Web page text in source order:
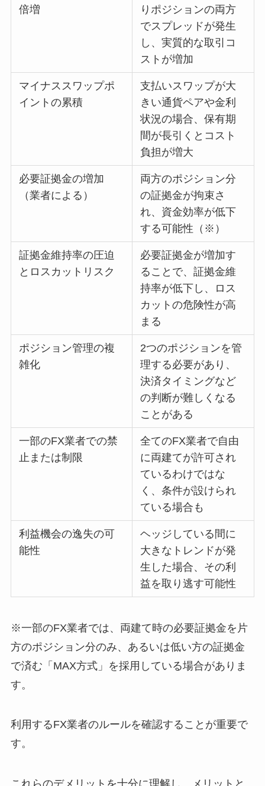
倍増
りポジションの両方
でスプレッドが発生
し、実質的な取引コ
ストが増加
マイナススワップポ
イントの累積
支払いスワップが大
きい通貨ペアや金利
状況の場合、保有期
間が長引くとコスト
負担が増大
必要証拠金の増加
（業者による）
両方のポジション分
の証拠金が拘束さ
れ、資金効率が低下
する可能性（※）
証拠金維持率の圧迫
とロスカットリスク
必要証拠金が増加す
ることで、証拠金維
持率が低下し、ロス
カットの危険性が高
まる
ポジション管理の複
雑化
2つのポジションを管
理する必要があり、
決済タイミングなど
の判断が難しくなる
ことがある
一部のFX業者での禁
止または制限
全てのFX業者で自由
に両建てが許可され
ているわけではな
く、条件が設けられ
ている場合も
利益機会の逸失の可
能性
ヘッジしている間に
大きなトレンドが発
生した場合、その利
益を取り逃す可能性
※一部のFX業者では、両建て時の必要証拠金を片
方のポジション分のみ、あるいは低い方の証拠金
で済む「MAX方式」を採用している場合がありま
す。
利用するFX業者のルールを確認することが重要で
す。